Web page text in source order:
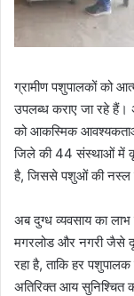
ग्रामीण पशुपालकों को
उपलब्ध कराए जा रहे
को आकस्मिक
जिले की 44 संस्थाओं में
है, जिससे पशुओं की नस्ल
अब दुग्ध व्यवसाय का
मगरलोड और नगरी जैसे
रहा है, ताकि हर
अतिरिक्त आय सुनिश्चित